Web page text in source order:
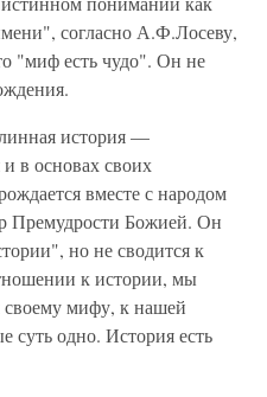
согласно А.Ф.Лосеву,
"миф есть чудо". Он не
история —
в основах своих
вместе с народом
Премудрости Божией. Он
но не сводится к
к истории, мы
своему мифу, к нашей
суть одно. История есть